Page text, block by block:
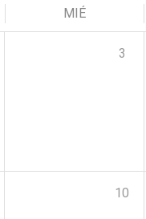
MIÉ
3
10